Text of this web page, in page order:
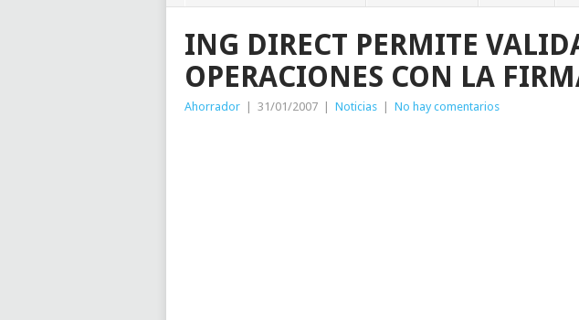
ING DIRECT PERMITE
OPERACIONES CON LA
Ahorrador 31/01/2007 Noticias No hay comentarios